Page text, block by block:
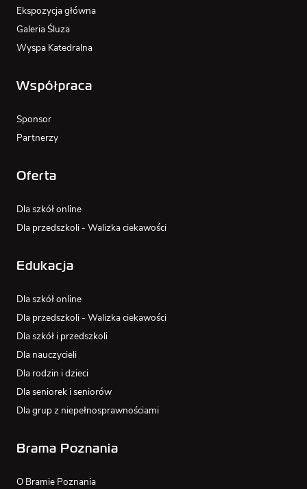
Ekspozycja główna
Galeria Śluza
Wyspa Katedralna
Współpraca
Sponsor
Partnerzy
Oferta
Dla szkół online
Dla przedszkoli - Walizka ciekawości
Edukacja
Dla szkół online
Dla przedszkoli - Walizka ciekawości
Dla szkół i przedszkoli
Dla nauczycieli
Dla rodzin i dzieci
Dla seniorek i seniorów
Dla grup z niepełnosprawnościami
Brama Poznania
O Bramie Poznania